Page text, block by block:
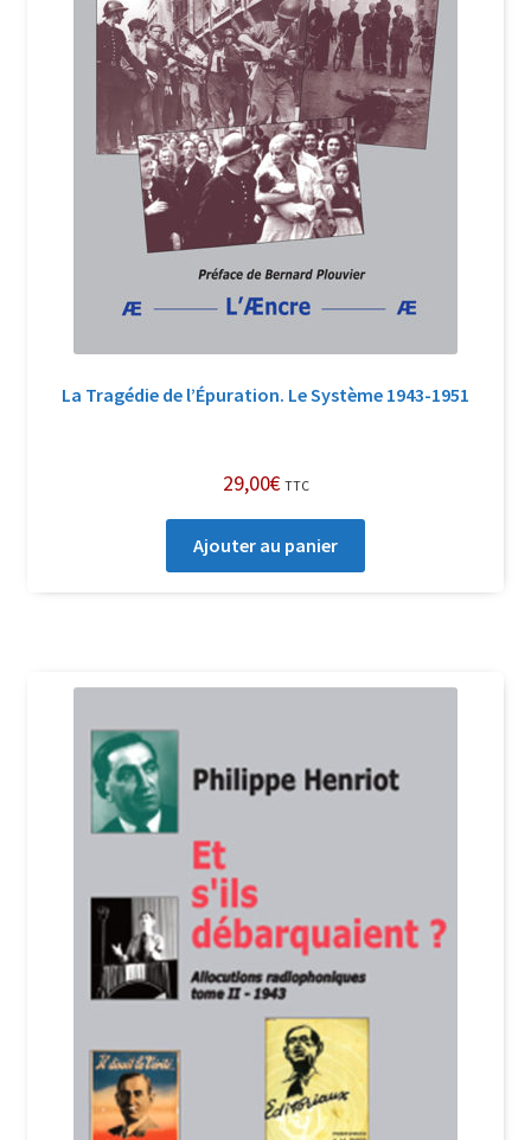
La Tragédie de l’Épuration. Le Système 1943-1951
29,00€ TTC
Ajouter au panier